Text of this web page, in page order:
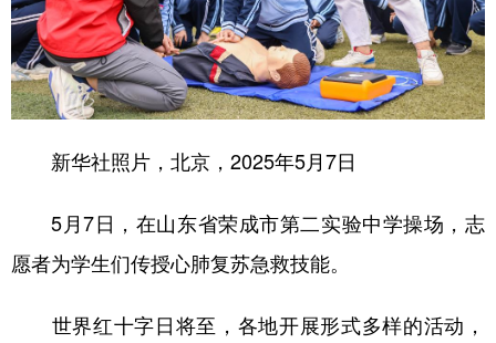
新华社照片，北京，2025年5月7日
5月7日，在山东省荣成市第二实验中学操场，志
愿者为学生们传授心肺复苏急救技能。
世界红十字日将至，各地开展形式多样的活动，